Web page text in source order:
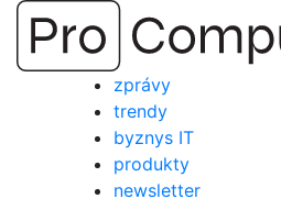
Přejít
obsah
zprávy
trendy
byznys IT
produkty
newsletter